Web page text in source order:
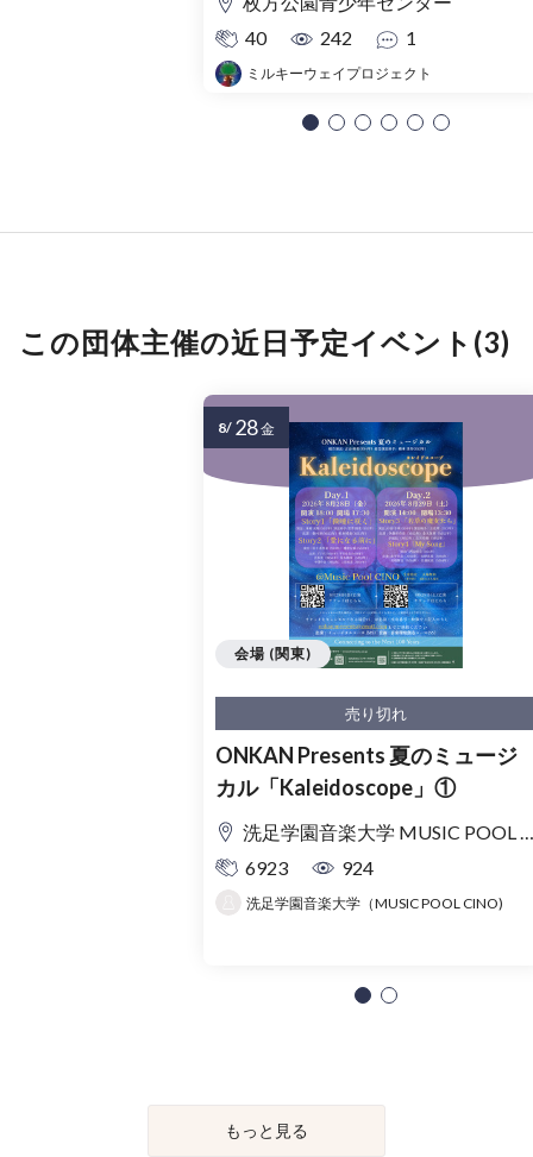
40
242 1
ミルキーウェイプロジェクト
この団体主催の近日予定イベント(3)
売り切れ
ONKAN Presents 夏のミュージ
カル「Kaleidoscope」①
洗足学園音楽大学 MUSIC POOL CINO
6923
924
洗足学園音楽大学（MUSIC POOL CINO)
会場 (関東)
8/ 28金
もっと見る